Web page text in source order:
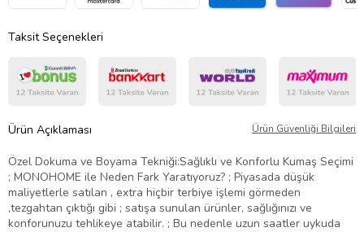
Taksit Seçenekleri
Ürün Açıklaması Ürün Güvenliği Bilgileri
Özel Dokuma ve Boyama Tekniği:Sağlıklı ve Konforlu Kumaş Seçimi
; MONOHOME ile Neden Fark Yaratıyoruz? ; Piyasada düşük
maliyetlerle satılan , extra hiçbir terbiye işlemi görmeden
,tezgahtan çıktığı gibi ; satışa sunulan ürünler, sağlığınızı ve
konforunuzu tehlikeye atabilir. ; Bu nedenle uzun saatler uykuda